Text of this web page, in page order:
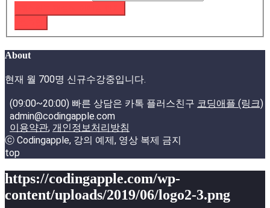
About
현재 월 700명 신규수강중입니다.
(09:00~20:00) 빠른 상담은 카톡 플러스친구 코딩애플 (링크)
admin@codingapple.com
이용약관, 개인정보처리방침
ⓒ Codingapple, 강의 예제, 영상 복제 금지
top
https://codingapple.com/wp-
content/uploads/2019/06/logo2-3.png